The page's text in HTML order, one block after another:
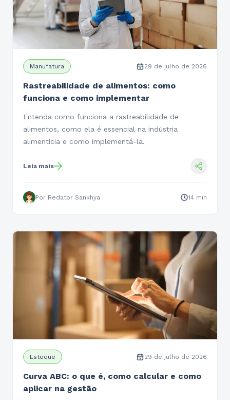
Manufatura 29 de julho de 2026
Rastreabilidade de alimentos: como
funciona e como implementar
Entenda como funciona a rastreabilidade de
alimentos, como ela é essencial na indústria
alimentícia e como implementá-la.
Leia mais
Por Redator Sankhya 14 min
Estoque 29 de julho de 2026
Curva ABC: o que é, como calcular e como
aplicar na gestão